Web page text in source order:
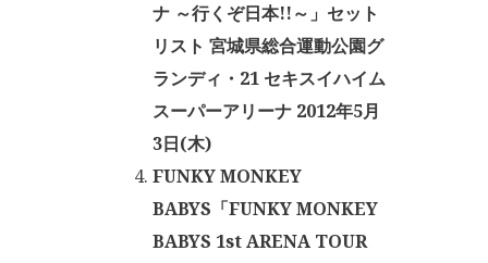
ナ ～行くぞ日本!!～」セット
リスト 宮城県総合運動公園グ
ランディ・21 セキスイハイム
スーパーアリーナ 2012年5月
3日(木)
FUNKY MONKEY
BABYS「FUNKY MONKEY
BABYS 1st ARENA TOUR